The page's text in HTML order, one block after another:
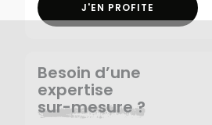
J'EN PROFITE
Besoin d’une
expertise
sur-mesure ?